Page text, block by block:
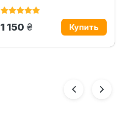
1 150 грн.